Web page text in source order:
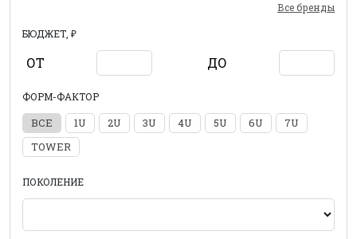
Все бренды
БЮДЖЕТ, ₽
ОТ ДО
ФОРМ-ФАКТОР
ВСЕ 1U 2U 3U 4U 5U 6U
7U
TOWER
ПОКОЛЕНИЕ